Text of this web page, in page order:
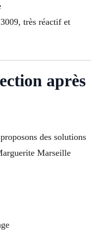
très réactif et
après
des solutions
Marseille